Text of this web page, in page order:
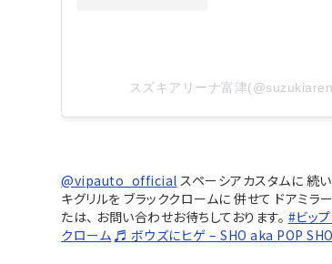
スズキアリーナ富津
@vipauto_official スペーシアカスタムに 続
キグリルを ブラッククロームに 併せて ドアミラ
たは、 お問い合わせお待ちしております。 #ビッ
クローム ♬ ボウズにヒゲ – SHO aka POP